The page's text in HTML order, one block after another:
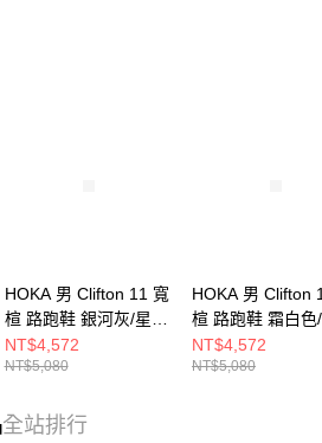
HOKA 男 Clifton 11 寬
楦 路跑鞋 銀河灰/星塵
灰
NT$4,572
NT$5,080
HOKA 男 Clifton
楦 路跑鞋 霜白色
NT$4,572
NT$5,080
全站排行